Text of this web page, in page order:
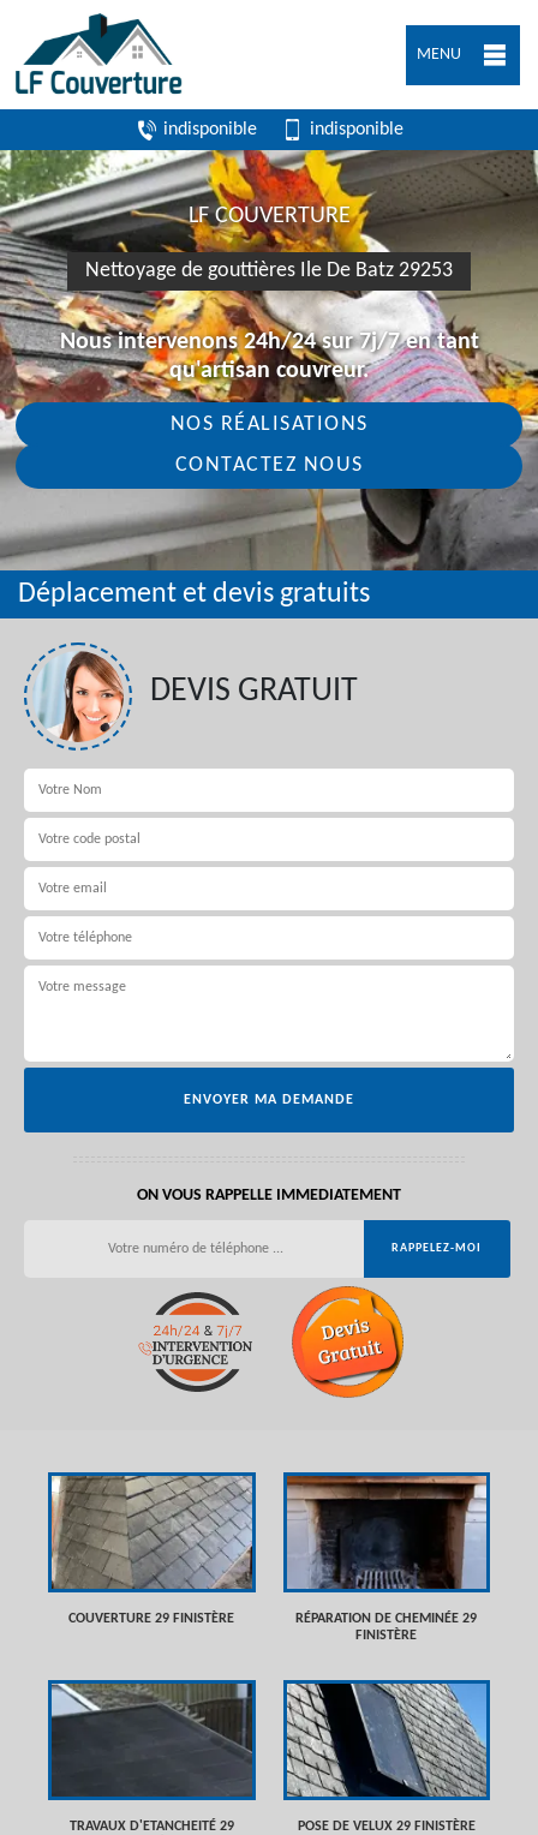
MENU
indisponible indisponible
LF COUVERTURE
Nettoyage de gouttières Ile De Batz 29253
Nous intervenons 24h/24 sur 7j/7 en tant
qu'artisan couvreur.
NOS RÉALISATIONS
CONTACTEZ NOUS
Déplacement et devis gratuits
DEVIS GRATUIT
ON VOUS RAPPELLE IMMEDIATEMENT
COUVERTURE 29 FINISTÈRE
RÉPARATION DE CHEMINÉE 29
FINISTÈRE
TRAVAUX D'ETANCHEITÉ 29
POSE DE VELUX 29 FINISTÈRE